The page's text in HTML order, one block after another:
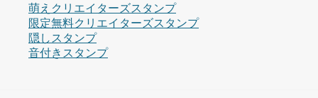
萌えクリエイターズスタンプ
限定無料クリエイターズスタンプ
隠しスタンプ
音付きスタンプ